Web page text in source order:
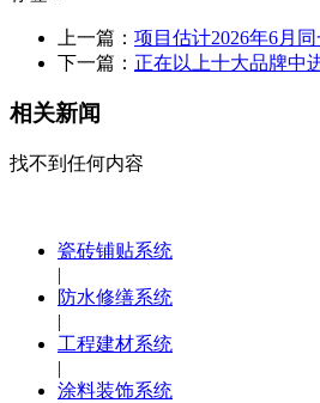
上一篇： 项目估计2026年6月
下一篇： 正在以上十大品牌中
相关新闻
找不到任何内容
瓷砖铺贴系统
|
防水修缮系统
|
工程建材系统
|
涂料装饰系统